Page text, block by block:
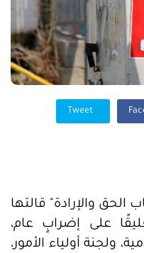
الحق والإرادة" قالتها
على إضرابٍ عام،
ولجنة أولياء الأمور،